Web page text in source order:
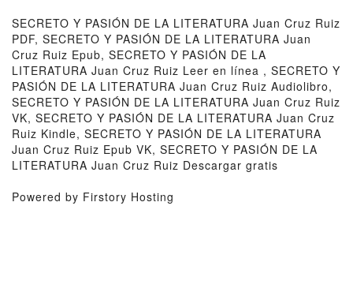
SECRETO Y PASIÓN DE LA LITERATURA Juan Cruz Ruiz
PDF, SECRETO Y PASIÓN DE LA LITERATURA Juan
Cruz Ruiz Epub, SECRETO Y PASIÓN DE LA
LITERATURA Juan Cruz Ruiz Leer en línea , SECRETO Y
PASIÓN DE LA LITERATURA Juan Cruz Ruiz Audiolibro,
SECRETO Y PASIÓN DE LA LITERATURA Juan Cruz Ruiz
VK, SECRETO Y PASIÓN DE LA LITERATURA Juan Cruz
Ruiz Kindle, SECRETO Y PASIÓN DE LA LITERATURA
Juan Cruz Ruiz Epub VK, SECRETO Y PASIÓN DE LA
LITERATURA Juan Cruz Ruiz Descargar gratis
Powered by Firstory Hosting